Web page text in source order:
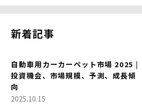
新着記事
自動車用カーカーペット市場 2025 |
投資機会、市場規模、予測、成長傾
向
2025.10.15